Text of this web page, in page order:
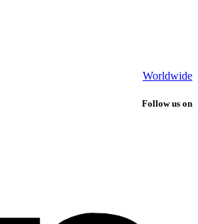
Worldwide
Follow us on